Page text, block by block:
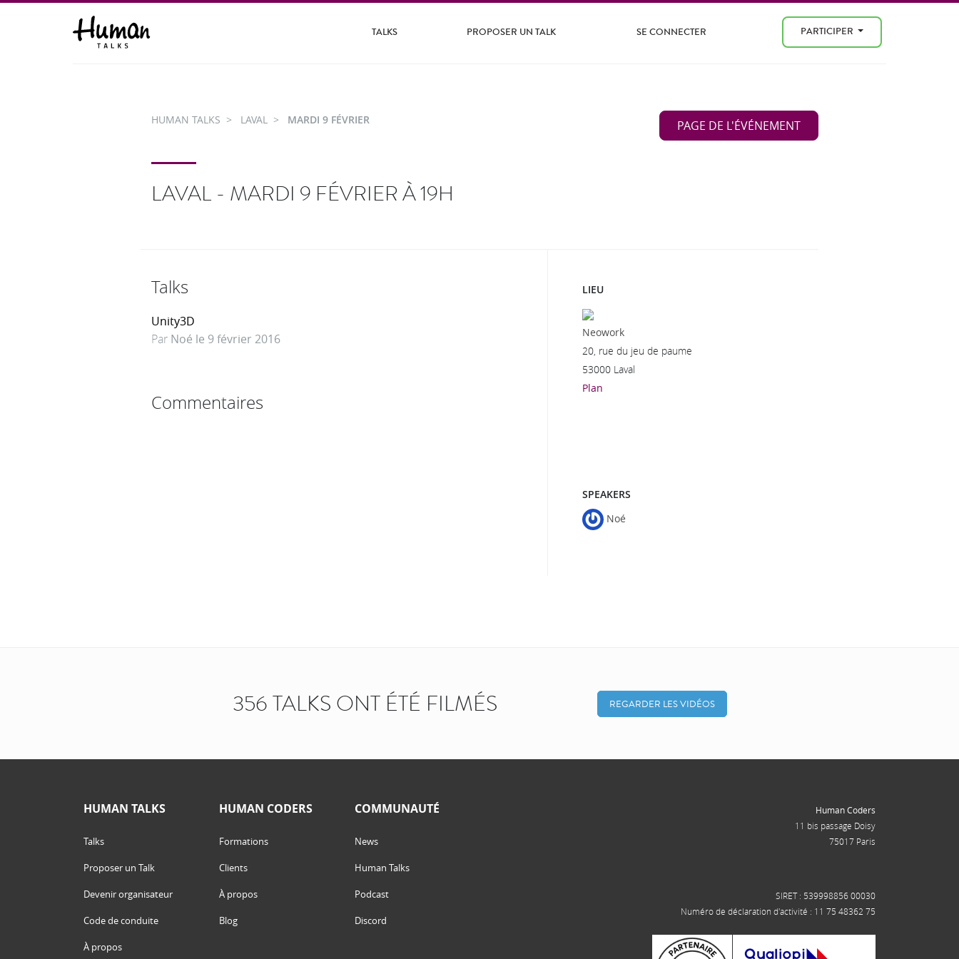
TALKS PROPOSER UN TALK SE CONNECTER PARTICIPER
PAGE DE L'ÉVÉNEMENT
HUMAN TALKS LAVAL MARDI 9 FÉVRIER
LAVAL - MARDI 9 FÉVRIER À 19H
Talks
Unity3D
Par Noé le 9 février 2016
Commentaires
LIEU
Neowork
20, rue du jeu de paume
53000 Laval
Plan
SPEAKERS
Noé
356 TALKS ONT ÉTÉ FILMÉS REGARDER LES VIDÉOS
HUMAN TALKS
Talks
Proposer un Talk
Devenir organisateur
Code de conduite
À propos
HUMAN CODERS
Formations
Clients
À propos
Blog
COMMUNAUTÉ
News
Human Talks
Podcast
Discord
Human Coders
11 bis passage Doisy
75017 Paris
SIRET : 539998856 00030
Numéro de déclaration d'activité : 11 75 48362 75